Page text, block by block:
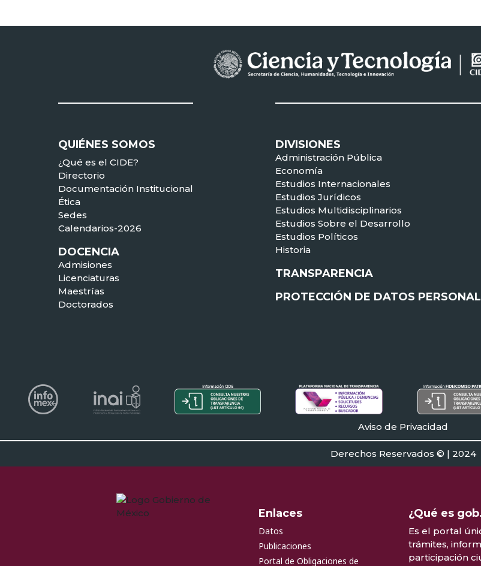
QUIÉNES SOMOS
¿Qué es el CIDE?
Directorio
Documentación Institucional
Ética
Sedes
Calendarios-2026
DOCENCIA
Admisiones
Licenciaturas
Maestrías
Doctorados
DIVISIONES
Administración Pública
Economía
Estudios Internacionales
Estudios Jurídicos
Estudios Multidisciplinarios
Estudios Sobre el Desarrollo
Estudios Políticos
Historia
TRANSPARENCIA
PROTECCIÓN DE DATOS
Aviso de Privacidad
Derechos Reservados © | 2024
Enlaces
Datos
Publicaciones
Portal de Obligaciones de
¿Qué es
Es el portal
trámites,
participación